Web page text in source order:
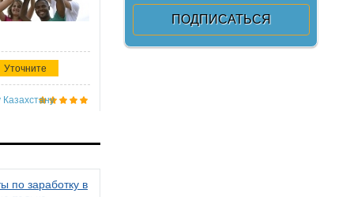
Уточните
Казахстану
по заработку в